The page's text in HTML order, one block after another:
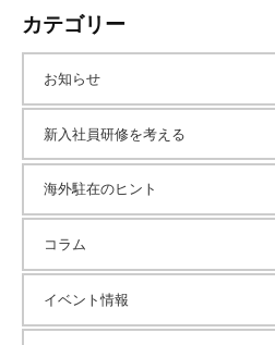
ー
カテゴリー
お知らせ
新入社員研修を考える
海外駐在のヒント
コラム
イベント情報